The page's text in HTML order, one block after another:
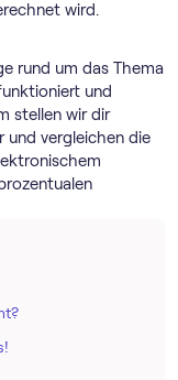
wird.
rund um das Thema
und
stellen wir dir
und vergleichen die